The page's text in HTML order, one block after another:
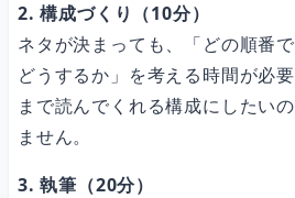
2. 構成づくり（10分）
ネタが決まっても、「どの順番
どうするか」を考える時間が必
まで読んでくれる構成にしたい
ません。
3. 執筆（20分）